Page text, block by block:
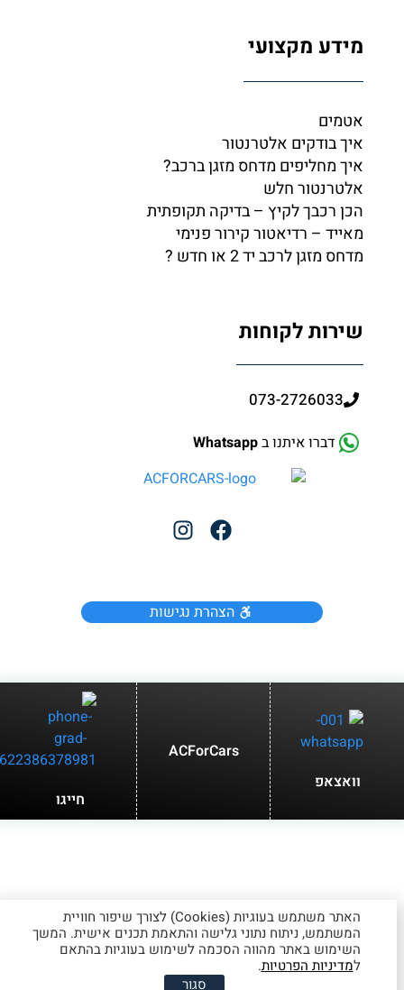
מידע מקצועי
אטמים
איך בודקים אלטרנטור
איך מחליפים מדחס מזגן ברכב?
אלטרנטור חלש
הכן רכבך לקיץ – בדיקה תקופתית
מאייד – רדיאטור קירור פנימי
מדחס מזגן לרכב יד 2 או חדש ?
שירות לקוחות
073-2726033
דברו איתנו בWhatsapp
הצהרת נגישות
וואצאפ
ACForCars
חייגו
האתר משתמש בעוגיות (Cookies) לצורך שיפור חוויית
המשתמש, ניתוח נתוני גלישה והתאמת תכנים אישית. המשך
השימוש באתר מהווה הסכמה לשימוש בעוגיות בהתאם
מדיניות הפרטיות.
סגור